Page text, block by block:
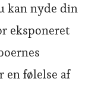
kan nyde din
eksponeret
en følelse af